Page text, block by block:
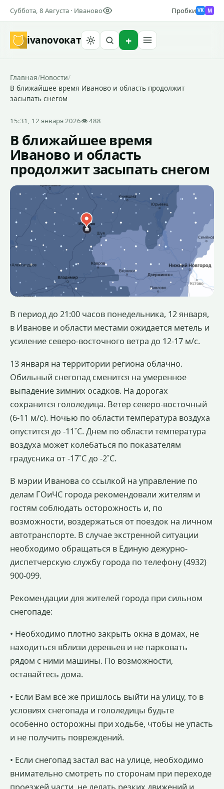
Суббота, 8 Августа · Иваново Пробки VK M
ivanovoкат
Главная/Новости/
В ближайшее время Иваново и область продолжит
засыпать снегом
15:31, 12 января 2026👁 488
В ближайшее время
Иваново и область
продолжит засыпать снегом
В период до 21:00 часов понедельника, 12 января,
в Иванове и области местами ожидается метель и
усиление северо-восточного ветра до 12-17 м/с.
13 января на территории региона облачно.
Обильный снегопад сменится на умеренное
выпадение зимних осадков. На дорогах
сохранится гололедица. Ветер северо-восточный
(6-11 м/с). Ночью по области температура воздуха
опустится до -11˚С. Днем по области температура
воздуха может колебаться по показателям
градусника от -17˚С до -2˚С.
В мэрии Иванова со ссылкой на управление по
делам ГОиЧС города рекомендовали жителям и
гостям соблюдать осторожность и, по
возможности, воздержаться от поездок на личном
автотранспорте. В случае экстренной ситуации
необходимо обращаться в Единую дежурно-
диспетчерскую службу города по телефону (4932)
900-099.
Рекомендации для жителей города при сильном
снегопаде:
• Необходимо плотно закрыть окна в домах, не
находиться вблизи деревьев и не парковать
рядом с ними машины. По возможности,
оставайтесь дома.
• Если Вам всё же пришлось выйти на улицу, то в
условиях снегопада и гололедицы будьте
особенно осторожны при ходьбе, чтобы не упасть
и не получить повреждений.
• Если снегопад застал вас на улице, необходимо
внимательно смотреть по сторонам при переходе